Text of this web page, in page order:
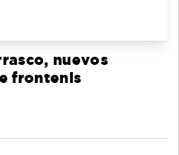
nuevos
frontenis